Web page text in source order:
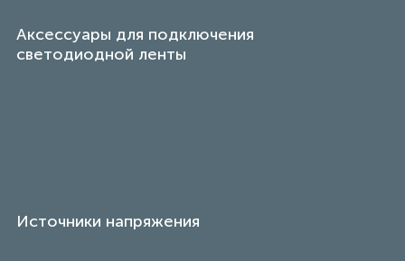
Аксессуары для подключения
светодиодной ленты
Источники напряжения